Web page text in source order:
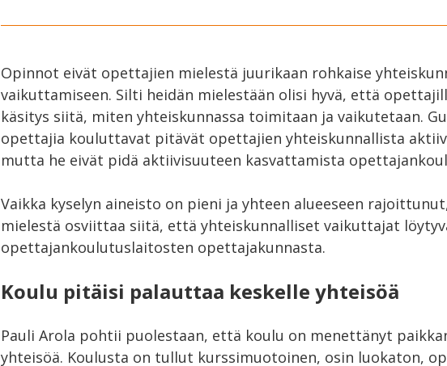
Opinnot eivät opettajien mielestä juurikaan rohkaise
vaikuttamiseen. Silti heidän mielestään olisi hyvä, että
käsitys siitä, miten yhteiskunnassa toimitaan ja vaikutetaan.
opettajia kouluttavat pitävät opettajien yhteiskunnallista
mutta he eivät pidä aktiivisuuteen kasvattamista
Vaikka kyselyn aineisto on pieni ja yhteen alueeseen
mielestä osviittaa siitä, että yhteiskunnalliset vaikuttajat
opettajankoulutuslaitosten opettajakunnasta.
Koulu pitäisi palauttaa keskelle yhteisöä
Pauli Arola pohtii puolestaan, että koulu on menettänyt
yhteisöä. Koulusta on tullut kurssimuotoinen, osin luokaton,